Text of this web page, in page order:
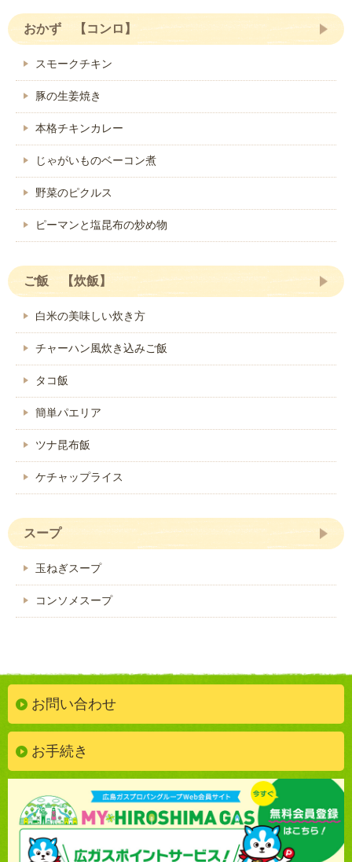
おかず 【コンロ】
スモークチキン
豚の生姜焼き
本格チキンカレー
じゃがいものベーコン煮
野菜のピクルス
ピーマンと塩昆布の炒め物
ご飯 【炊飯】
白米の美味しい炊き方
チャーハン風炊き込みご飯
タコ飯
簡単パエリア
ツナ昆布飯
ケチャップライス
スープ
玉ねぎスープ
コンソメスープ
お問い合わせ
お手続き